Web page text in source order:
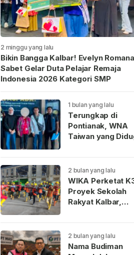
2 minggu yang lalu
Bikin Bangga Kalbar! Evelyn Romana
Sabet Gelar Duta Pelajar Remaja
Indonesia 2026 Kategori SMP
1 bulan yang lalu
Terungkap di
Pontianak, WNA
Taiwan yang
Dideportasi
2 bulan yang lalu
WIKA Perketat
Proyek Sekolah
Rakyat Kalbar,
2 bulan yang lalu
Nama Budiman